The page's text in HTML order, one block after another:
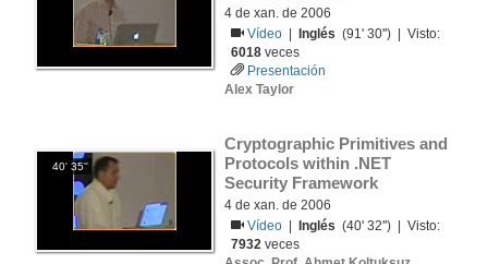
4 de xan. de 2006
Vídeo
Inglés (91' 30'') | Visto:
6018 veces
Presentación
Alex Taylor
40' 35''
Cryptographic Primitives and
Protocols within .NET
Security Framework
4 de xan. de 2006
Vídeo
Inglés (40' 32'') | Visto:
7932 veces